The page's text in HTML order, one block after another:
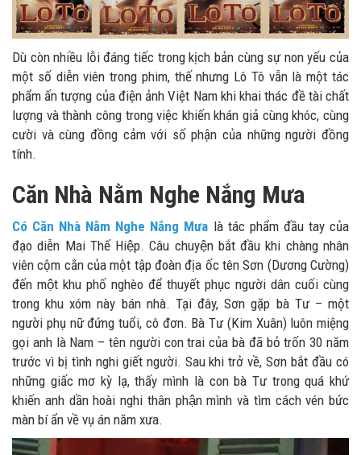
Dù còn nhiều lỗi đáng tiếc trong kịch bản cùng sự non yếu của
một số diễn viên trong phim, thế nhưng Lô Tô vẫn là một tác
phẩm ấn tượng của điện ảnh Việt Nam khi khai thác đề tài chất
lượng và thành công trong việc khiến khán giả cùng khóc, cùng
cười và cùng đồng cảm với số phận của những người đồng
tính.
Căn Nhà Nằm Nghe Nắng Mưa
Có Căn Nhà Nằm Nghe Nắng Mưa là tác phẩm đầu tay của
đạo diễn Mai Thế Hiệp. Câu chuyện bắt đầu khi chàng nhân
viên cộm cắn của một tập đoàn địa ốc tên Sơn (Dương Cường)
đến một khu phố nghèo để thuyết phục người dân cuối cùng
trong khu xóm này bán nhà. Tại đây, Sơn gặp bà Tư – một
người phụ nữ đứng tuổi, cô đơn. Bà Tư (Kim Xuân) luôn miệng
gọi anh là Nam – tên người con trai của bà đã bỏ trốn 30 năm
trước vì bị tình nghi giết người. Sau khi trở về, Sơn bắt đầu có
những giấc mơ kỳ lạ, thấy mình là con bà Tư trong quá khứ
khiến anh dần hoài nghi thân phận mình và tìm cách vén bức
màn bí ẩn về vụ án năm xưa.